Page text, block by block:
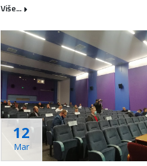
Više...
12
Mar